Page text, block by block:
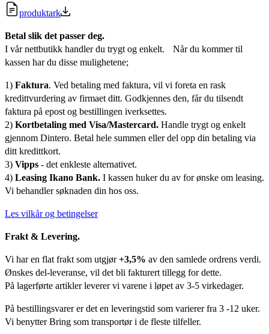
produktark
Betal slik det passer deg.
I vår nettbutikk handler du trygt og enkelt. Når du kommer til
kassen har du disse mulighetene;
1) Faktura. Ved betaling med faktura, vil vi foreta en rask
kredittvurdering av firmaet ditt. Godkjennes den, får du tilsendt
faktura på epost og bestillingen iverksettes.
2) Kortbetaling med Visa/Mastercard. Handle trygt og enkelt
gjennom Dintero. Betal hele summen eller del opp din betaling via
ditt kredittkort.
3) Vipps - det enkleste alternativet.
4) Leasing Ikano Bank. I kassen huker du av for ønske om leasing.
Vi behandler søknaden din hos oss.
Les vilkår og betingelser
Frakt & Levering.
Vi har en flat frakt som utgjør+3,5% av den samlede ordrens verdi.
Ønskes del-leveranse, vil det bli fakturert tillegg for dette.
På lagerførte artikler leverer vi varene i løpet av 3-5 virkedager.
På bestillingsvarer er det en leveringstid som varierer fra 3 -12 uker.
Vi benytter Bring som transportør i de fleste tilfeller.